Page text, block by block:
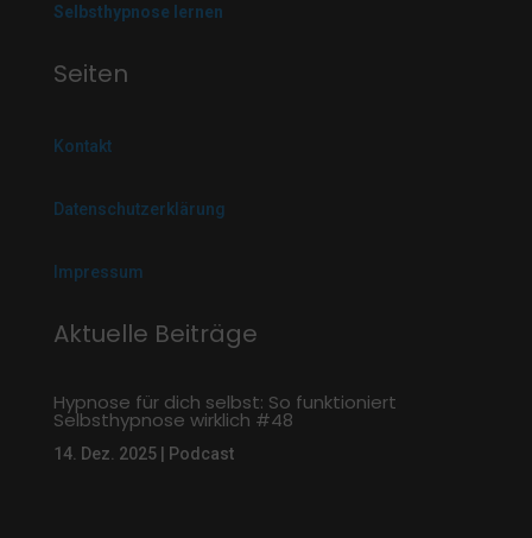
Selbsthypnose lernen
Seiten
Kontakt
Datenschutzerklärung
Impressum
Aktuelle Beiträge
Hypnose für dich selbst: So funktioniert
Selbsthypnose wirklich #48
14. Dez. 2025| Podcast